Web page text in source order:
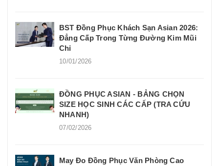
BST Đồng Phục Khách Sạn Asian 2026:
Đẳng Cấp Trong Từng Đường Kim Mũi
Chỉ
10/01/2026
ĐỒNG PHỤC ASIAN - BẢNG CHỌN
SIZE HỌC SINH CÁC CẤP (TRA CỨU
NHANH)
07/02/2026
May Đo Đồng Phục Văn Phòng Cao